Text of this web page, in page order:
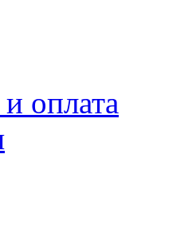
оплата